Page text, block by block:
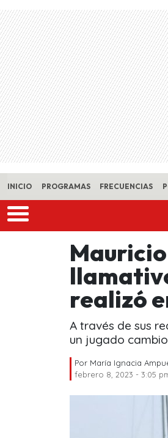
Skip to main content
INICIO PROGRAMAS FRECUENCIAS
realizó
A través de sus
un jugado
Por María Ignacia
febrero 8, 2023 - 3:05